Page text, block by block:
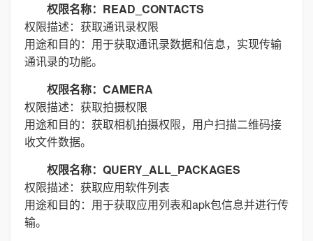
权限名称：READ_CONTACTS
权限描述：获取通讯录权限
用途和目的：用于获取通讯录数据和信息，实现传输
通讯录的功能。
权限名称：CAMERA
权限描述：获取拍摄权限
用途和目的：获取相机拍摄权限，用户扫描二维码接
收文件数据。
权限名称：QUERY_ALL_PACKAGES
权限描述：获取应用软件列表
用途和目的：用于获取应用列表和apk包信息并进行传
输。